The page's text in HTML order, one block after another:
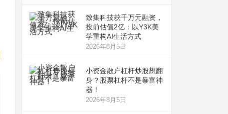
致集科技获千万元融资，
投前估值2亿：以Y3K美
学重构AI生活方式
2026年8月5日
小资金散户杠杆炒股想翻
身？股票杠杆不是暴富神
器！
2026年8月5日